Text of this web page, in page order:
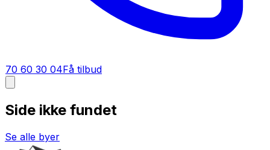
70 60 30 04Få tilbud
Side ikke fundet
Se alle byer